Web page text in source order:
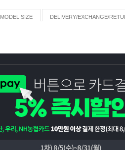
MODEL SIZE DELIVERY/EXCHANGE/